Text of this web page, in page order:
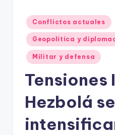
Publicado
en
Conflictos actuales
Geopolítica y
Militar y defensa
Tensiones
Hezbolá se